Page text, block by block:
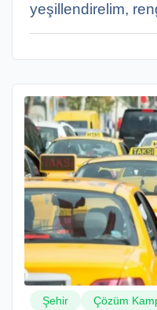
yeşillendirelim,
Şehir Çözüm